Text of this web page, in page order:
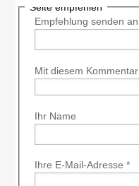
Seite empfehlen
Empfehlung senden an
Mit diesem Kommentar
Ihr Name
Ihre E-Mail-Adresse *